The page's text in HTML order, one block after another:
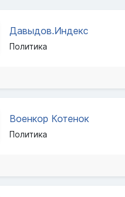
Давыдов.Индекс
Политика
Военкор Котенок
Политика